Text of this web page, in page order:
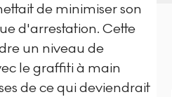
de minimiser son
d'arrestation. Cette
un niveau de
le graffiti à main
de ce qui deviendrait